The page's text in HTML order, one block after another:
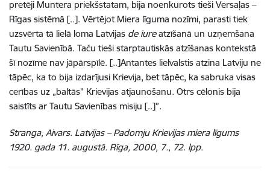
pretēji Muntera priekšstatam, bija noenkurots tieši Versaļas –
Rīgas sistēmā [..]. Vērtējot Miera līguma nozīmi, parasti tiek
uzsvērta tā lielā loma Latvijas de iureatzīšanā un uzņemšana
Tautu Savienībā. Taču tieši starptautiskās atzīšanas kontekstā
šī nozīme nav jāpārspīlē. [..]Antantes lielvalstis atzina Latviju ne
tāpēc, ka to bija izdarījusi Krievija, bet tāpēc, ka sabruka visas
cerības uz „baltās” Krievijas atjaunošanu. Otrs cēlonis bija
saistīts ar Tautu Savienības misiju [..]”.
Stranga, Aivars. Latvijas – Padomju Krievijas miera līgums
1920. gada 11. augustā. Rīga, 2000, 7., 72. lpp.